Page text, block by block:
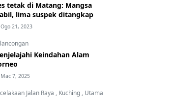
tetak di Matang: Mangsa
lima suspek ditangkap
Ogo 21, 2023
Keindahan Alam
Mac 7, 2025
Jalan Raya , Kuching , Utama